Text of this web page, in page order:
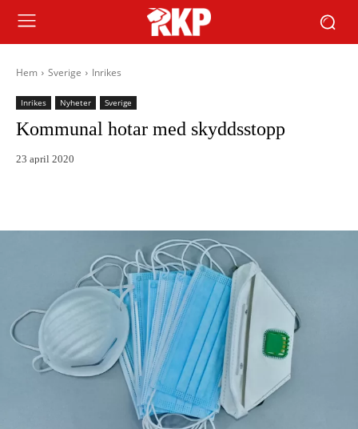
Hem Sverige Inrikes
Inrikes Nyheter Sverige
Kommunal hotar med skyddsstopp
23 april 2020